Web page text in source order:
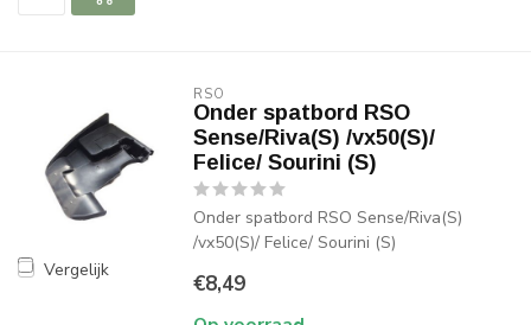
Vergelijk
RSO
Onder spatbord RSO
Sense/Riva(S) /vx50(S)/
Felice/ Sourini (S)
Onder spatbord RSO Sense/Riva(S)
/vx50(S)/ Felice/ Sourini (S)
€8,49